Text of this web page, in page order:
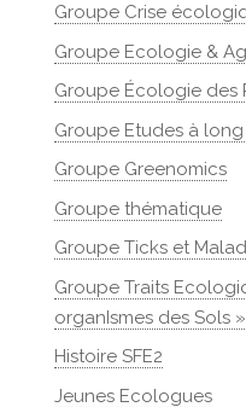
Groupe Crise
Groupe Ecologie &
Groupe Écologie des
Groupe Etudes à
Groupe Greenomics
Groupe thématique
Groupe Ticks et
Groupe Traits
organIsmes des Sols »
Histoire SFE2
Jeunes Ecologues